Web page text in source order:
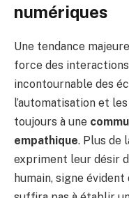
numériques
Une tendance
force des
incontournable des
l’automatisation et
toujours à une
empathique. Plus de
expriment leur désir
humain, signe